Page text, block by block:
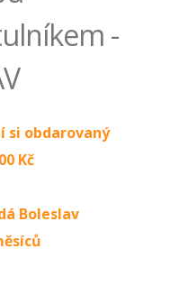
-
si obdarovaný
Kč
Boleslav